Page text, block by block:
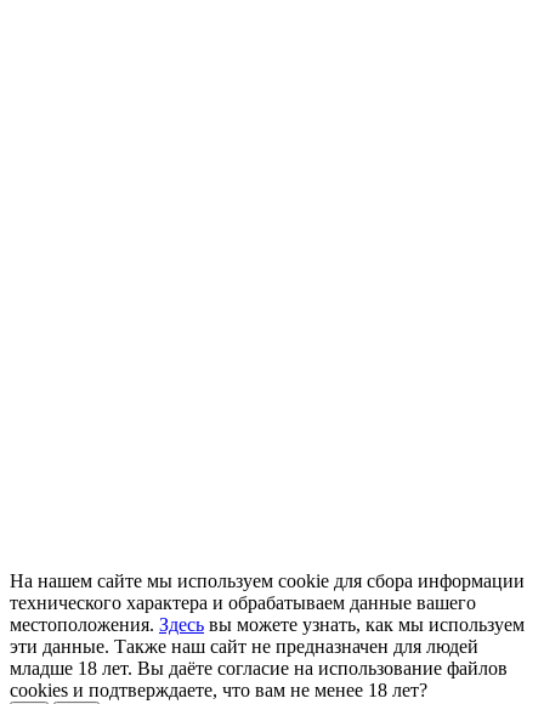
На нашем сайте мы используем cookie для сбора информации
технического характера и обрабатываем данные вашего
местоположения. Здесь вы можете узнать, как мы используем
эти данные. Также наш сайт не предназначен для людей
младше 18 лет. Вы даёте согласие на использование файлов
cookies и подтверждаете, что вам не менее 18 лет?